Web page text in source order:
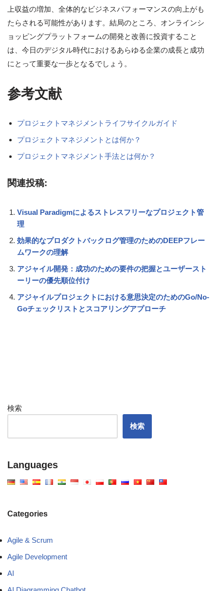
上収益の増加、全体的なビジネスパフォーマンスの向上がも
たらされる可能性があります。結局のところ、オンラインシ
ョッピングプラットフォームの開発と改善に投資すること
は、今日のデジタル時代におけるあらゆる企業の成長と成功
にとって重要な一歩となるでしょう。
参考文献
プロジェクトマネジメントライフサイクルガイド
プロジェクトマネジメントとは何か？
プロジェクトマネジメント手法とは何か？
関連投稿:
Visual Paradigmによるストレスフリーなプロジェクト管
理
効果的なプロダクトバックログ管理のためのDEEPフレー
ムワークの理解
アジャイル開発：成功のための要件の把握とユーザースト
ーリーの優先順位付け
アジャイルプロジェクトにおける意思決定のためのGo/No-
Goチェックリストとスコアリングアプローチ
検索
検索
Languages
Categories
Agile & Scrum
Agile Development
AI